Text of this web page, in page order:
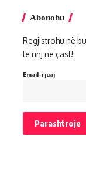
Abonohu
Regjistrohu në
të rinj në çast!
Email-i juaj